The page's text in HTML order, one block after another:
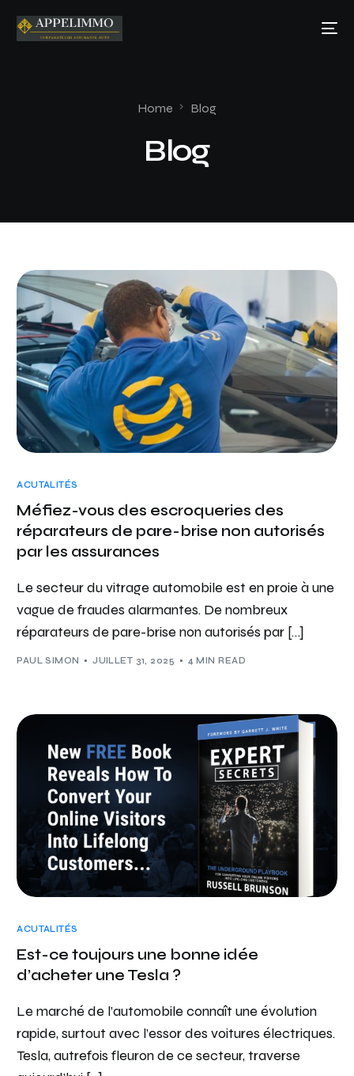
Home Blog
Blog
ACUTALITÉS
Méfiez-vous des escroqueries des
réparateurs de pare-brise non autorisés
par les assurances
Le secteur du vitrage automobile est en proie à une
vague de fraudes alarmantes. De nombreux
réparateurs de pare-brise non autorisés par […]
PAUL SIMON JUILLET 31, 2025 4 MIN READ
ACUTALITÉS
Est-ce toujours une bonne idée
d’acheter une Tesla ?
Le marché de l’automobile connaît une évolution
rapide, surtout avec l’essor des voitures électriques.
Tesla, autrefois fleuron de ce secteur, traverse